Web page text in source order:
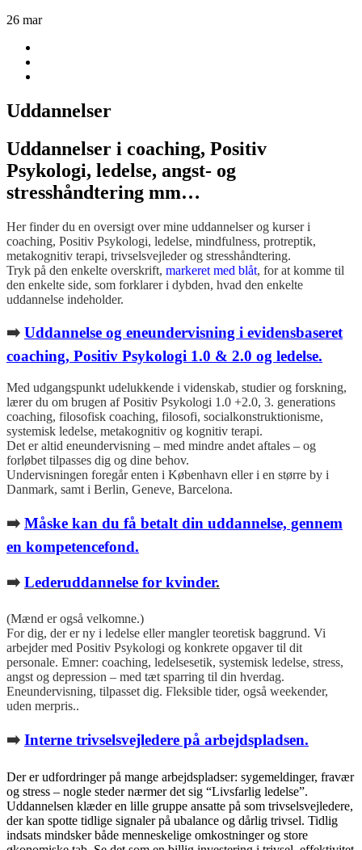
26 mar
Uddannelser
Uddannelser i coaching, Positiv
Psykologi, ledelse, angst- og
stresshåndtering mm…
Her finder du en oversigt over mine uddannelser og kurser i
coaching, Positiv Psykologi, ledelse, mindfulness, protreptik,
metakognitiv terapi, trivselsvejleder og stresshåndtering.
Tryk på den enkelte overskrift, markeret med blåt, for at komme til
den enkelte side, som forklarer i dybden, hvad den enkelte
uddannelse indeholder.
➡️ Uddannelse og eneundervisning i evidensbaseret
coaching, Positiv Psykologi 1.0 & 2.0 og ledelse.
Med udgangspunkt udelukkende i videnskab, studier og forskning,
lærer du om brugen af Positiv Psykologi 1.0 +2.0, 3. generations
coaching, filosofisk coaching, filosofi, socialkonstruktionisme,
systemisk ledelse, metakognitiv og kognitiv terapi.
Det er altid eneundervisning – med mindre andet aftales – og
forløbet tilpasses dig og dine behov.
Undervisningen foregår enten i København eller i en større by i
Danmark, samt i Berlin, Geneve, Barcelona.
➡️ Måske kan du få betalt din uddannelse, gennem
en kompetencefond.
➡️ Lederuddannelse for kvinder.
(Mænd er også velkomne.)
For dig, der er ny i ledelse eller mangler teoretisk baggrund. Vi
arbejder med Positiv Psykologi og konkrete opgaver til dit
personale. Emner: coaching, ledelsesetik, systemisk ledelse, stress,
angst og depression – med tæt sparring til din hverdag.
Eneundervisning, tilpasset dig. Fleksible tider, også weekender,
uden merpris..
➡️ Interne trivselsvejledere på arbejdspladsen.
Der er udfordringer på mange arbejdspladser: sygemeldinger, fravær
og stress – nogle steder nærmer det sig “Livsfarlig ledelse”.
Uddannelsen klæder en lille gruppe ansatte på som trivselsvejledere,
der kan spotte tidlige signaler på ubalance og dårlig trivsel. Tidlig
indsats mindsker både menneskelige omkostninger og store